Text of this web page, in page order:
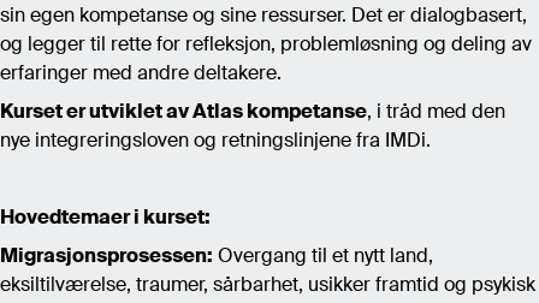
sin egen kompetanse og sine ressurser. Det er dialogbasert,
og legger til rette for refleksjon, problemløsning og deling av
erfaringer med andre deltakere.
Kurset er utviklet av Atlas kompetanse, i tråd med den
nye integreringsloven og retningslinjene fra IMDi.
Hovedtemaer i kurset:
Migrasjonsprosessen: Overgang til et nytt land,
eksiltilværelse, traumer, sårbarhet, usikker framtid og psykisk